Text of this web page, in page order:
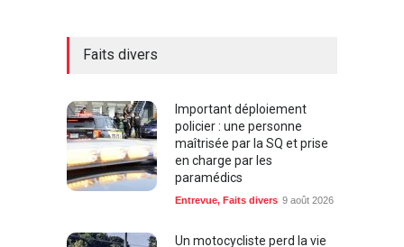
Faits divers
Important déploiement
policier : une personne
maîtrisée par la SQ et prise
en charge par les
paramédics
Entrevue Faits divers 9 août 2026
Un motocycliste perd la vie